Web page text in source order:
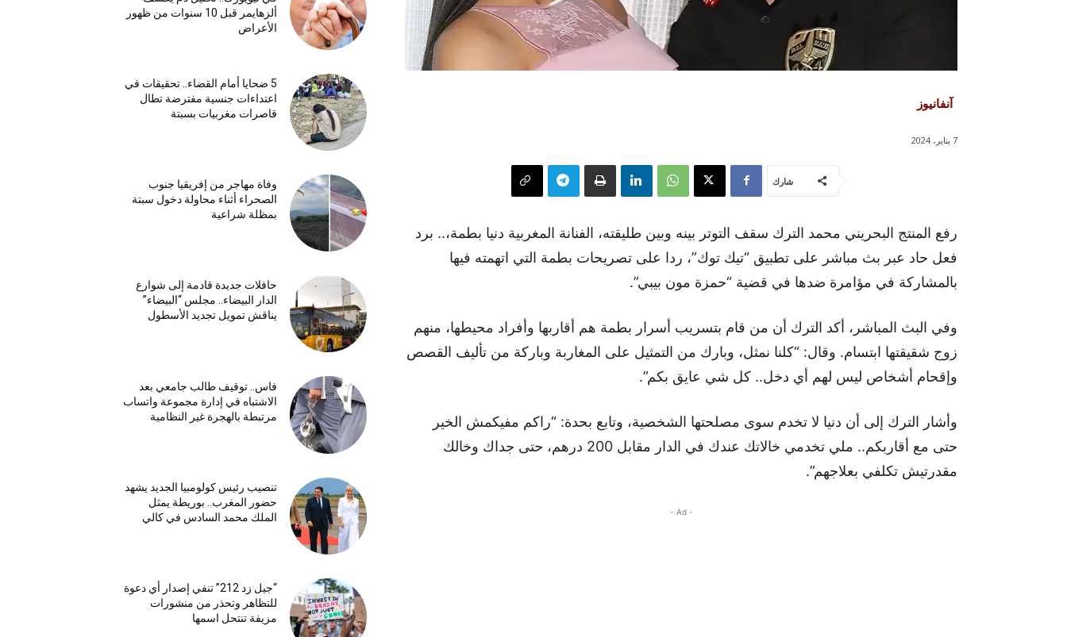
ألزهايمر قبل 10 سنوات من ظهور
الأعراض
5 ضحايا أمام القضاء.. تحقيقات في
اعتداءات جنسية مفترضة تطال
قاصرات مغربيات بسبتة
وفاة مهاجر من إفريقيا جنوب
الصحراء أثناء محاولة دخول سبتة
بمظلة شراعية
حافلات جديدة قادمة إلى شوارع
الدار البيضاء.. مجلس “البيضاء”
يناقش تمويل تجديد الأسطول
فاس.. توقيف طالب جامعي بعد
الاشتباه في إدارة مجموعة واتساب
مرتبطة بالهجرة غير النظامية
تنصيب رئيس كولومبيا الجديد يشهد
حضور المغرب.. بوريطة يمثل
الملك محمد السادس في كالي
“جيل زد 212” تنفي إصدار أي دعوة
للتظاهر وتحذر من منشورات
مزيفة تنتحل اسمها
آنفانيوز
7 يناير، 2024
شارك
رفع المنتج البحريني محمد الترك سقف التوتر بينه وبين طليقته، الفنانة المغربية دنيا بطمة،.. برد
فعل حاد عبر بث مباشر على تطبيق “تيك توك”، ردا على تصريحات بطمة التي اتهمته فيها
بالمشاركة في مؤامرة ضدها في قضية “حمزة مون بيبي”.
وفي البث المباشر، أكد الترك أن من قام بتسريب أسرار بطمة هم أقاربها وأفراد محيطها، منهم
زوج شقيقتها ابتسام. وقال: “كلنا نمثل، وبارك من التمثيل على المغاربة وباركة من تأليف القصص
وإقحام أشخاص ليس لهم أي دخل.. كل شي عايق بكم”.
وأشار الترك إلى أن دنيا لا تخدم سوى مصلحتها الشخصية، وتابع بحدة: “راكم مفيكمش الخير
حتى مع أقاربكم.. ملي تخدمي خالاتك عندك في الدار مقابل 200 درهم، حتى جداك وخالك
مقدرتيش تكلفي بعلاجهم”.
- Ad -